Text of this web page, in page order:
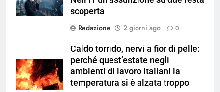
scoperta
Redazione
2 giorni ago 0
Caldo torrido, nervi a fior di pelle:
perché quest’estate negli
ambienti di lavoro italiani la
temperatura si è alzata troppo